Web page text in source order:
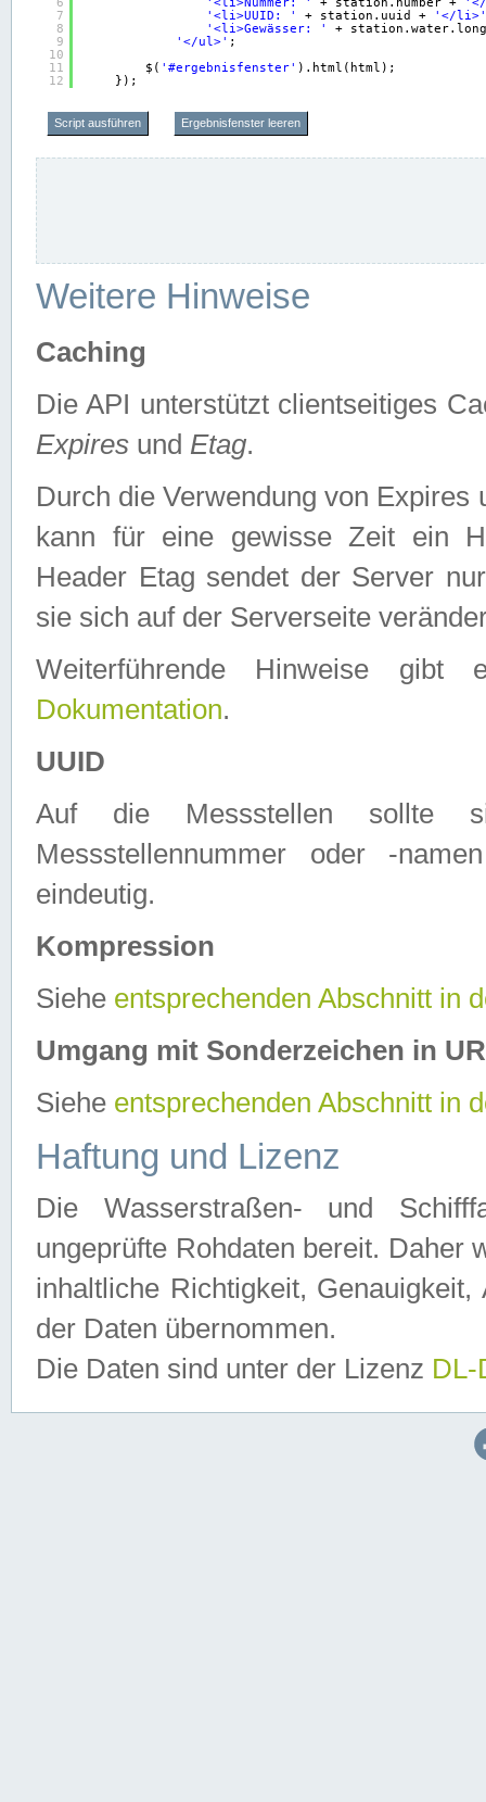
7
8
9
10
11
12
'<li>UUID: '
+ station.uuid +
'</li>'
'<li>Gewässer: '
+
'</ul>' ;
$( '#ergebnisfenster' ).html(html);
});
Script ausführen Ergebnisfenster leeren
Weitere Hinweise
Caching
Die API unterstützt clientseitiges
Expires und Etag.
Durch die Verwendung von
kann für eine gewisse Zeit ein
Header Etag sendet der Server
sie sich auf der Serverseite
Weiterführende Hinweise
Dokumentation.
UUID
Auf die Messstellen sollte
Messstellennummer oder -
eindeutig.
Kompression
Siehe entsprechenden Abschnitt in
Umgang mit Sonderzeichen in
Siehe entsprechenden Abschnitt in
Haftung und Lizenz
Die Wasserstraßen- und
ungeprüfte Rohdaten bereit. Daher
inhaltliche Richtigkeit,
der Daten übernommen.
Die Daten sind unter der Lizenz